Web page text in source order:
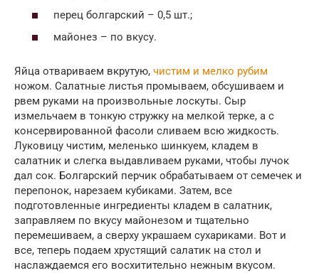
перец болгарский – 0,5 шт.;
майонез – по вкусу.
Яйца отвариваем вкрутую, чистим и мелко рубим
ножом. Салатные листья промываем, обсушиваем и
рвем руками на произвольные лоскуты. Сыр
измельчаем в тонкую стружку на мелкой терке, а с
консервированной фасоли сливаем всю жидкость.
Луковицу чистим, меленько шинкуем, кладем в
салатник и слегка выдавливаем руками, чтобы лучок
дал сок. Болгарский перчик обрабатываем от семечек и
перепонок, нарезаем кубиками. Затем, все
подготовленные ингредиенты кладем в салатник,
заправляем по вкусу майонезом и тщательно
перемешиваем, а сверху украшаем сухариками. Вот и
все, теперь подаем хрустящий салатик на стол и
наслаждаемся его восхитительно нежным вкусом.